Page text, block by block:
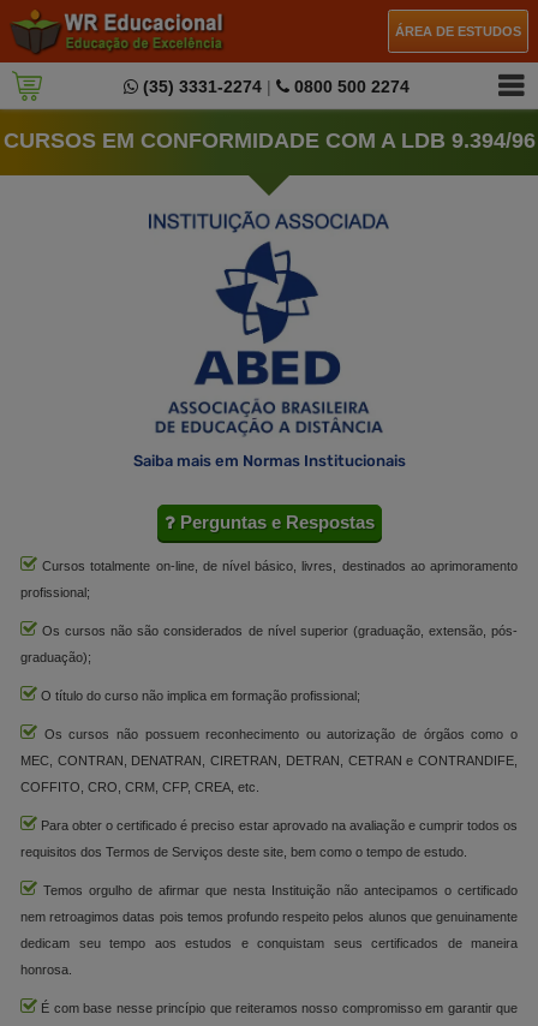
ÁREA DE ESTUDOS
(35) 3331-2274 | 0800 500 2274
CURSOS EM CONFORMIDADE COM A LDB 9.394/96
Saiba mais em Normas Institucionais
Perguntas e Respostas
Cursos totalmente on-line, de nível básico, livres, destinados ao aprimoramento
profissional;
Os cursos não são considerados de nível superior (graduação, extensão, pós-
graduação);
O título do curso não implica em formação profissional;
Os cursos não possuem reconhecimento ou autorização de órgãos como o
MEC, CONTRAN, DENATRAN, CIRETRAN, DETRAN, CETRAN e CONTRANDIFE,
COFFITO, CRO, CRM, CFP, CREA, etc.
Para obter o certificado é preciso estar aprovado na avaliação e cumprir todos os
requisitos dos Termos de Serviços deste site, bem como o tempo de estudo.
Temos orgulho de afirmar que nesta Instituição não antecipamos o certificado
nem retroagimos datas pois temos profundo respeito pelos alunos que genuinamente
dedicam seu tempo aos estudos e conquistam seus certificados de maneira
honrosa.
É com base nesse princípio que reiteramos nosso compromisso em garantir que